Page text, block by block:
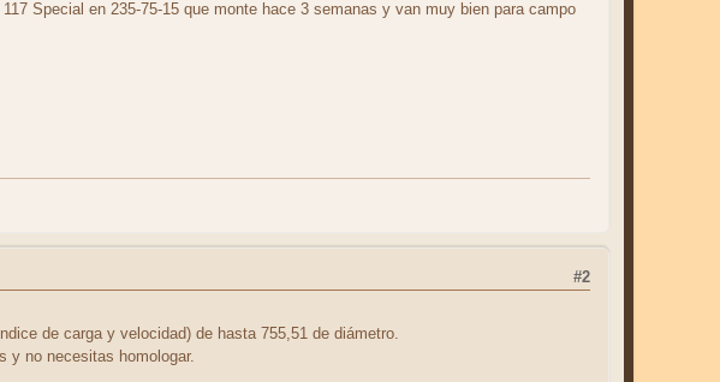
Special en 235-75-15 que monte hace 3 semanas y van muy bien para campo
#2
de carga y velocidad) de hasta 755,51 de diámetro.
y no necesitas homologar.